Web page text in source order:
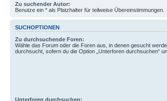
Zu suchender Autor:
Benutze ein * als Platzhalter für teilweise Übereinstimmungen.
SUCHOPTIONEN
Zu durchsuchende Foren:
Wähle das Forum oder die Foren aus, in denen gesucht
durchsucht, sofern du die Option „Unterforen durchsuchen“
Unterforen durchsuchen: